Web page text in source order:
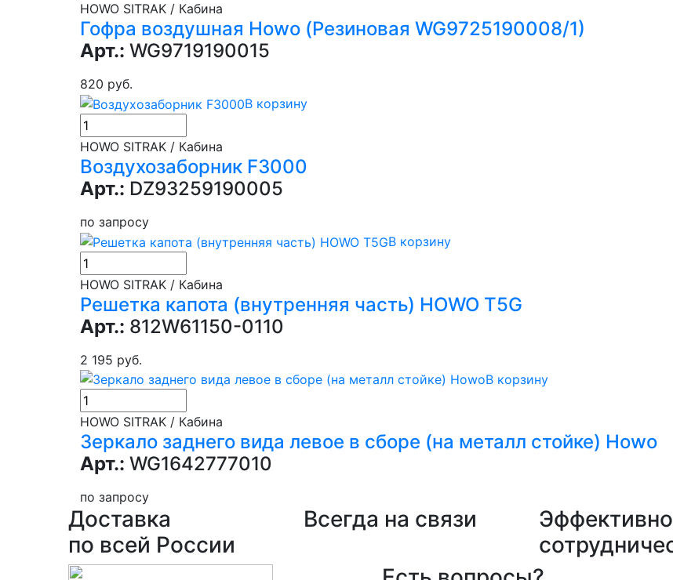
HOWO SITRAK / Кабина
Гофра воздушная Howo (Резиновая WG9725190008/1)
Арт.: WG9719190015
820 руб.
В корзину
HOWO SITRAK / Кабина
Воздухозаборник F3000
Арт.: DZ93259190005
по запросу
В корзину
HOWO SITRAK / Кабина
Решетка капота (внутренняя часть) HOWO T5G
Арт.: 812W61150-0110
2 195 руб.
В корзину
HOWO SITRAK / Кабина
Зеркало заднего вида левое в сборе (на металл стойке) Howo
Арт.: WG1642777010
по запросу
Доставка
по всей России
Всегда на связи